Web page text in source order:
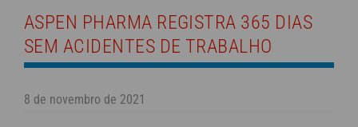
ASPEN PHARMA REGISTRA 365 DIAS
SEM ACIDENTES DE TRABALHO
8 de novembro de 2021